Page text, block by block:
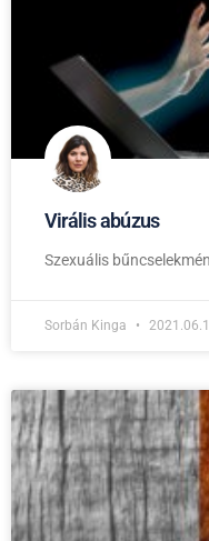
Virális abúzus
Szexuális
Sorbán Kinga